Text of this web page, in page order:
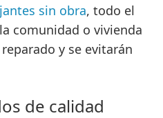
sin obra, todo el
comunidad o vivienda
y se evitarán
de calidad